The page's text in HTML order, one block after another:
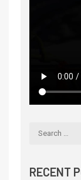
RECENT